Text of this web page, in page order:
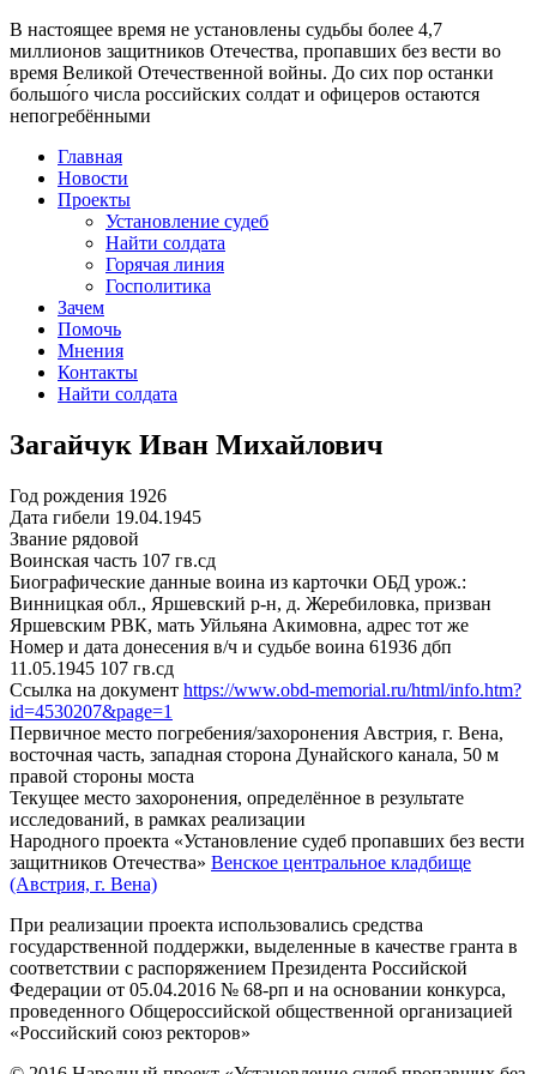
В настоящее время не установлены судьбы более 4,7
миллионов защитников Отечества, пропавших без вести во
время Великой Отечественной войны. До сих пор останки
большо́го числа российских солдат и офицеров остаются
непогребёнными
Главная
Новости
Проекты
Установление судеб
Найти солдата
Горячая линия
Госполитика
Зачем
Помочь
Мнения
Контакты
Найти солдата
Загайчук Иван Михайлович
Год рождения 1926
Дата гибели 19.04.1945
Звание рядовой
Воинская часть 107 гв.сд
Биографические данные воина из карточки ОБД урож.:
Винницкая обл., Яршевский р-н, д. Жеребиловка, призван
Яршевским РВК, мать Уйльяна Акимовна, адрес тот же
Номер и дата донесения в/ч и судьбе воина 61936 дбп
11.05.1945 107 гв.сд
Ссылка на документ https://www.obd-memorial.ru/html/info.htm?
id=4530207&page=1
Первичное место погребения/захоронения Австрия, г. Вена,
восточная часть, западная сторона Дунайского канала, 50 м
правой стороны моста
Текущее место захоронения, определённое в результате
исследований, в рамках реализации
Народного проекта «Установление судеб пропавших без вести
защитников Отечества» Венское центральное кладбище
(Австрия, г. Вена)
При реализации проекта использовались средства
государственной поддержки, выделенные в качестве гранта в
соответствии с распоряжением Президента Российской
Федерации от 05.04.2016 № 68-рп и на основании конкурса,
проведенного Общероссийской общественной организацией
«Российский союз ректоров»